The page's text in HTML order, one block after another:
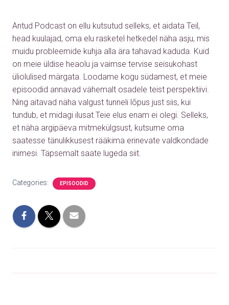
Antud Podcast on ellu kutsutud selleks, et aidata Teil,
head kuulajad, oma elu rasketel hetkedel näha asju, mis
muidu probleemide kuhja alla ära tahavad kaduda. Kuid
on meie üldise heaolu ja vaimse tervise seisukohast
üliolulised märgata. Loodame kogu südamest, et meie
episoodid annavad vähemalt osadele teist perspektiivi.
Ning aitavad näha valgust tunneli lõpus just siis, kui
tundub, et midagi ilusat Teie elus enam ei olegi. Selleks,
et näha argipäeva mitmekülgsust, kutsume oma
saatesse tänulikkusest rääkima erinevate valdkondade
inimesi. Täpsemalt saate lugeda siit.
Categories: EPISOODID